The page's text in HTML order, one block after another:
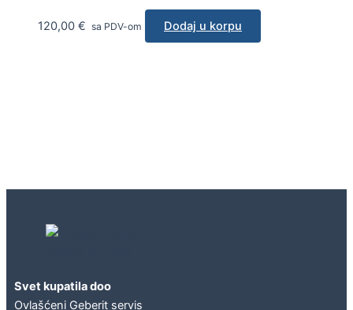
120,00 € sa PDV-om Dodaj u korpu
Svet kupatila doo
Ovlašćeni Geberit servis